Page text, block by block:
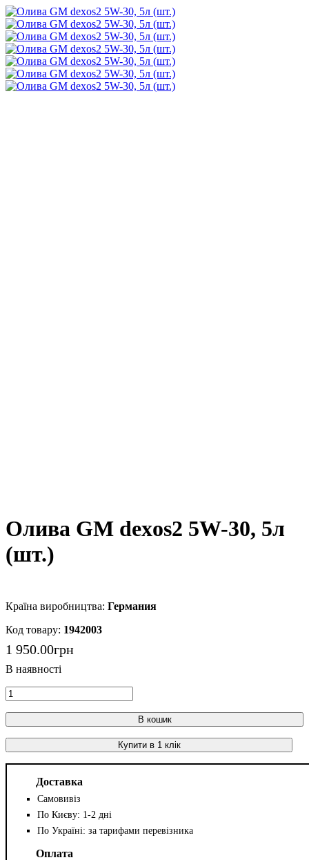
Олива GM dexos2 5W-30, 5л
(шт.)
Германия
1942003
1 950.00грн
В кошик
Купити в 1 клік
Доставка
Самовивіз
По Києву: 1-2 дні
По Україні: за тарифами перевізника
Оплата